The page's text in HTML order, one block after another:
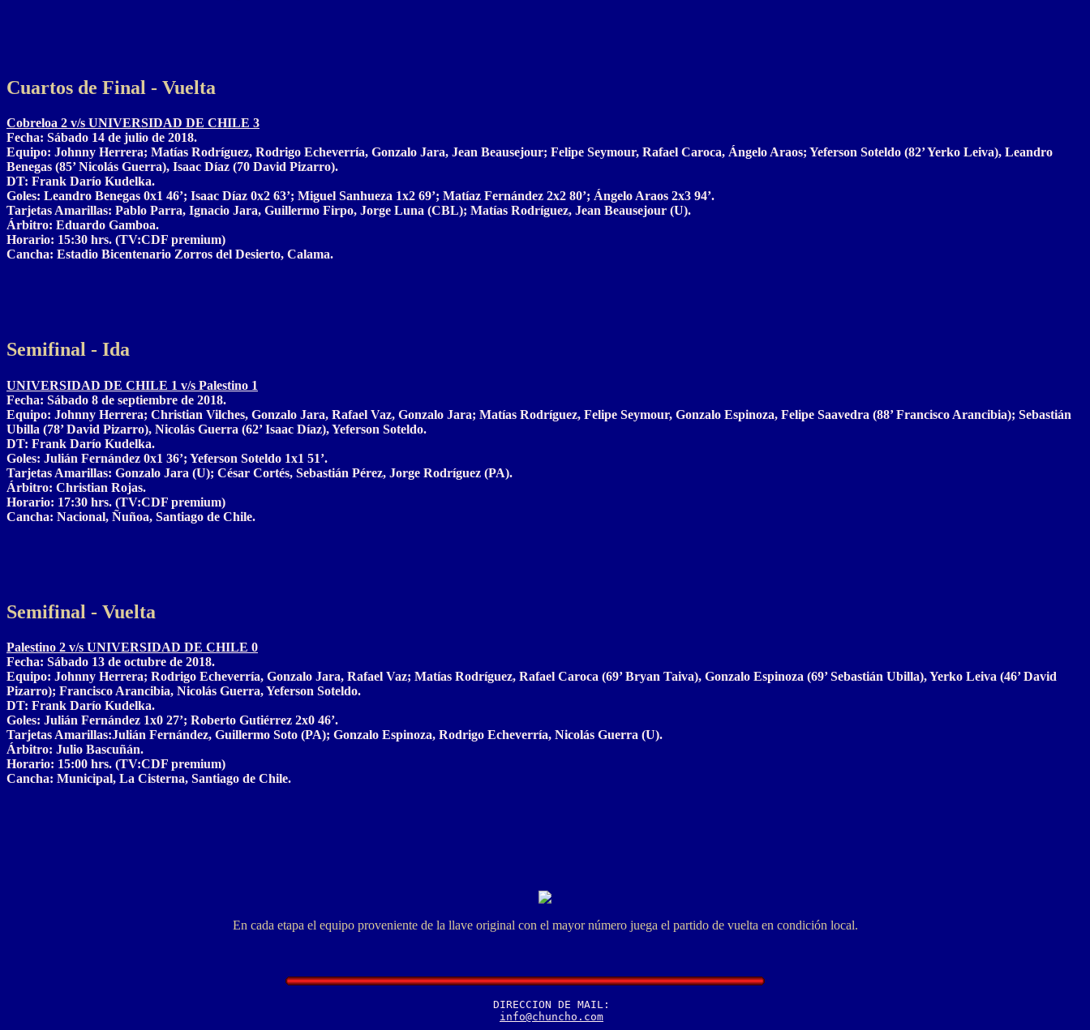
Cuartos de Final - Vuelta
Cobreloa 2 v/s UNIVERSIDAD DE CHILE 3
Fecha: Sábado 14 de julio de 2018.
Equipo: Johnny Herrera; Matías Rodríguez, Rodrigo Echeverría, Gonzalo Jara, Jean Beausejour; Felipe Seymour, Rafael Caroca, Ángelo Araos; Yeferson Soteldo (82’ Yerko Leiva), Leandro
Benegas (85’ Nicolás Guerra), Isaac Díaz (70 David Pizarro).
DT: Frank Darío Kudelka.
Goles: Leandro Benegas 0x1 46’; Isaac Díaz 0x2 63’; Miguel Sanhueza 1x2 69’; Matíaz Fernández 2x2 80’; Ángelo Araos 2x3 94’.
Tarjetas Amarillas: Pablo Parra, Ignacio Jara, Guillermo Firpo, Jorge Luna (CBL); Matías Rodríguez, Jean Beausejour (U).
Árbitro: Eduardo Gamboa.
Horario: 15:30 hrs. (TV:CDF premium)
Cancha: Estadio Bicentenario Zorros del Desierto, Calama.
Semifinal - Ida
UNIVERSIDAD DE CHILE 1 v/s Palestino 1
Fecha: Sábado 8 de septiembre de 2018.
Equipo: Johnny Herrera; Christian Vilches, Gonzalo Jara, Rafael Vaz, Gonzalo Jara; Matías Rodríguez, Felipe Seymour, Gonzalo Espinoza, Felipe Saavedra (88’ Francisco Arancibia); Sebastián
Ubilla (78’ David Pizarro), Nicolás Guerra (62’ Isaac Díaz), Yeferson Soteldo.
DT: Frank Darío Kudelka.
Goles: Julián Fernández 0x1 36’; Yeferson Soteldo 1x1 51’.
Tarjetas Amarillas: Gonzalo Jara (U); César Cortés, Sebastián Pérez, Jorge Rodríguez (PA).
Árbitro: Christian Rojas.
Horario: 17:30 hrs. (TV:CDF premium)
Cancha: Nacional, Ñuñoa, Santiago de Chile.
Semifinal - Vuelta
Palestino 2 v/s UNIVERSIDAD DE CHILE 0
Fecha: Sábado 13 de octubre de 2018.
Equipo: Johnny Herrera; Rodrigo Echeverría, Gonzalo Jara, Rafael Vaz; Matías Rodríguez, Rafael Caroca (69’ Bryan Taiva), Gonzalo Espinoza (69’ Sebastián Ubilla), Yerko Leiva (46’ David
Pizarro); Francisco Arancibia, Nicolás Guerra, Yeferson Soteldo.
DT: Frank Darío Kudelka.
Goles: Julián Fernández 1x0 27’; Roberto Gutiérrez 2x0 46’.
Tarjetas Amarillas:Julián Fernández, Guillermo Soto (PA); Gonzalo Espinoza, Rodrigo Echeverría, Nicolás Guerra (U).
Árbitro: Julio Bascuñán.
Horario: 15:00 hrs. (TV:CDF premium)
Cancha: Municipal, La Cisterna, Santiago de Chile.
En cada etapa el equipo proveniente de la llave original con el mayor número juega el partido de vuelta en condición local.
  DIRECCION DE MAIL:
info@chuncho.com